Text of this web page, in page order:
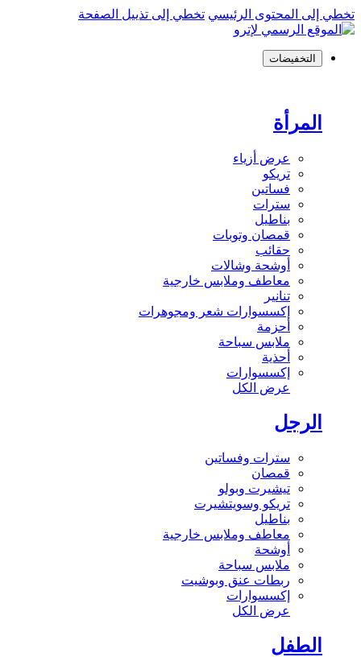
تخطي إلى المحتوى الرئيسي تخطي إلى تذييل الصفحة
التخفيضات
المرأة
عرض أزياء
تريكو
فساتين
سترات
بناطيل
قمصان وتوبات
حقائب
أوشحة وشالات
معاطف وملابس خارجية
تنانير
إكسسوارات شعر ومجوهرات
أحزمة
ملابس سباحة
أحذية
إكسسوارات
عرض الكل
الرجل
سترات وفساتين
قمصان
تيشيرت وبولو
تريكو وسويتشيرت
بناطيل
معاطف وملابس خارجية
أوشحة
ملابس سباحة
ربطات عنق وبوشيت
إكسسوارات
عرض الكل
الطفل